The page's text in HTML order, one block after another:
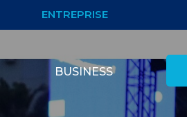
ENTREPRISE
BUSINESS